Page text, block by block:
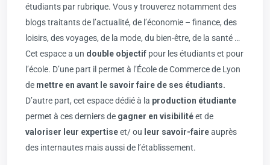
étudiants par rubrique. Vous y trouverez notamment des
blogs traitants de l’actualité, de l’économie – finance, des
loisirs, des voyages, de la mode, du bien-être, de la santé …
Cet espace a un double objectif pour les étudiants et pour
l’école. D’une part il permet à l’École de Commerce de Lyon
de mettre en avant le savoir faire de ses étudiants.
D’autre part, cet espace dédié à la production étudiante
permet à ces derniers de gagner en visibilitéet de
valoriser leur expertiseet/ ou leur savoir-faireauprès
des internautes mais aussi de l’établissement.